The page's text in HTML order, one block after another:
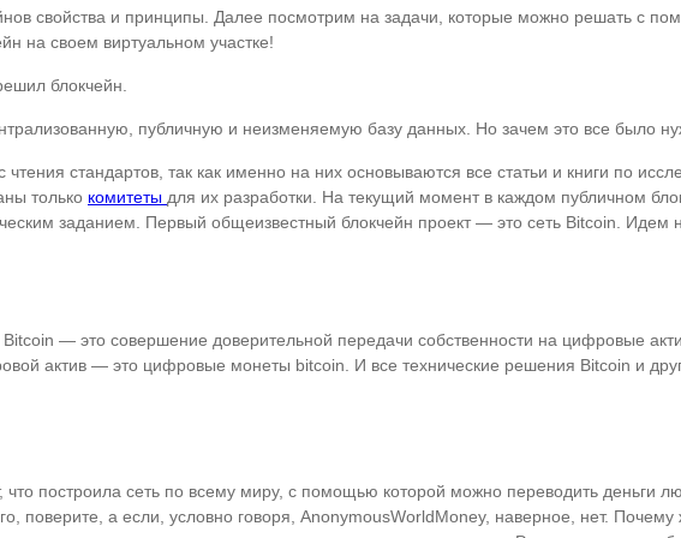
свойства и принципы. Далее посмотрим на задачи, которые можно решать с
на своем виртуальном участке!
блокчейн.
публичную и неизменяемую базу данных. Но зачем это все было
стандартов, так как именно на них основываются все статьи и книги по
только комитеты для их разработки. На текущий момент в каждом публичном
заданием. Первый общеизвестный блокчейн проект — это сеть Bitcoin. Идем
— это совершение доверительной передачи собственности на цифровые
актив — это цифровые монеты bitcoin. И все технические решения Bitcoin и
построила сеть по всему миру, с помощью которой можно переводить деньги
поверите, а если, условно говоря, AnonymousWorldMoney, наверное, нет.